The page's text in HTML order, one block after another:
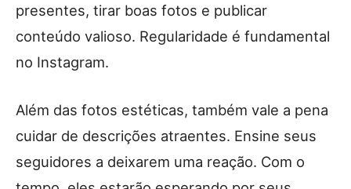
presentes, tirar boas fotos e publicar
conteúdo valioso. Regularidade é fundamental
no Instagram.
Além das fotos estéticas, também vale a pena
cuidar de descrições atraentes. Ensine seus
seguidores a deixarem uma reação. Com o